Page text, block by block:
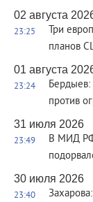
02 августа
23:25
Три
планов
01 августа
23:24
Бердыев:
против
31 июля 2026
23:49
В МИД РФ
30 июля 2026
23:40